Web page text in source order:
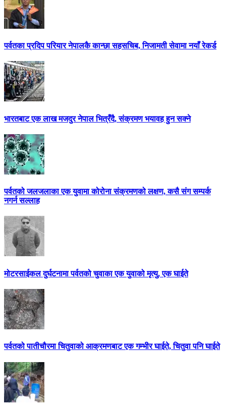
पर्वतका प्रदिप परियार नेपालकै कान्छा सहसचिब, निजामती सेवामा नयाँ रेकर्ड
भारतबाट एक लाख मजदुर नेपाल भित्रँदै, संक्रमण भयावह हुन सक्ने
पर्वतको जलजलाका एक युवामा कोरोना संक्रमणको लक्षण, कसै संग सम्पर्क
नगर्न सल्लाह
मोटरसाईकल दुर्घटनामा पर्वतको चुवाका एक युवाको मृत्यु, एक घाईते
पर्वतको पातीचौरमा चितुवाको आक्रमणबाट एक गम्भीर घाईते, चितुवा पनि घाईते